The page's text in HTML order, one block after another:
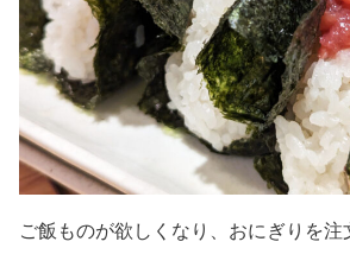
ご飯ものが欲しくなり、おにぎりを注